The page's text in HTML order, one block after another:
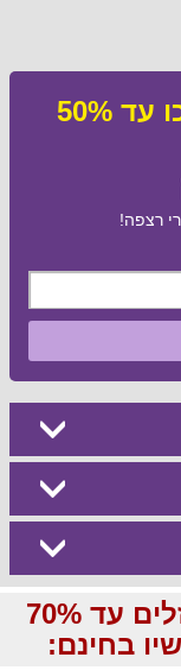
קבלו מבצעי SMS וחיסכו עד 50%
רצפה!
קבלו מבצעים לוהטים ומוזלים עד 70%
בחינם: